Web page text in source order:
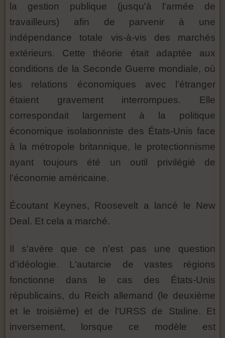
la gestion publique (jusqu'à l'armée de
travailleurs) afin de parvenir à une
indépendance totale vis-à-vis des marchés
extérieurs. Cette théorie était adaptée aux
conditions de la Seconde Guerre mondiale, où
les relations économiques avec l'étranger
étaient gravement interrompues. Elle
correspondait largement à la politique
économique isolationniste des États-Unis face
à la métropole britannique, le protectionnisme
ayant toujours été un outil privilégié de
l'économie américaine.
Écoutant Keynes, Roosevelt a lancé le New
Deal. Et cela a marché.
Il s'avère que ce n'est pas une question
d'idéologie. L'autarcie de vastes régions
fonctionne dans le cas des États-Unis
républicains, du Reich allemand (le deuxième
et le troisième) et de l'URSS de Staline. Et
inversement, lorsque ce modèle est